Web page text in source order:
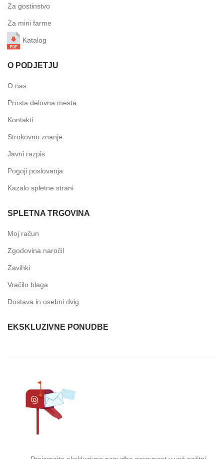
Za gostinstvo
Za mini farme
Katalog
O PODJETJU
O nas
Prosta delovna mesta
Kontakti
Strokovno znanje
Javni razpis
Pogoji poslovanja
Kazalo spletne strani
SPLETNA TRGOVINA
Moj račun
Zgodovina naročil
Zavihki
Vračilo blaga
Dostava in osebni dvig
EKSKLUZIVNE PONUDBE